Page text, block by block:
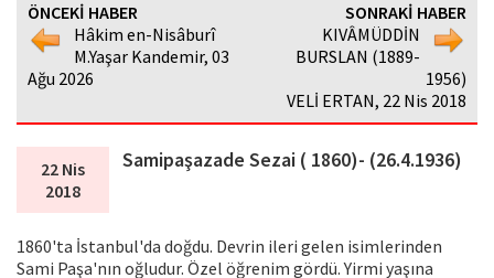
ÖNCEKİ HABER
Hâkim en-Nisâburî
M.Yaşar Kandemir, 03
Ağu 2026
SONRAKİ HABER
KIVÂMÜDDİN
BURSLAN (1889-
1956)
VELİ ERTAN, 22 Nis 2018
22 Nis
2018
Samipaşazade Sezai ( 1860)- (26.4.1936)
1860'ta İstanbul'da doğdu. Devrin ileri gelen isimlerinden
Sami Paşa'nın oğludur. Özel öğrenim gördü. Yirmi yaşına